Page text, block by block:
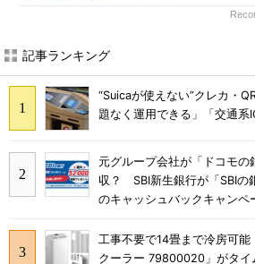
記事ランキング
“Suicaが使えない”クレカ・
題なく運用できる」「交通系
元グループ会社が「ドコモの
収？ SBI新生銀行が「SBIの
のキャッシュバックキャンペ
工事不要で14畳まで冷房可能
クーラー 79800020」がタイ